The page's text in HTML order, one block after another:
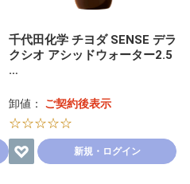
千代田化学 チヨダ SENSE デラ
クシオ アシッドウォーター2.5
…
卸値： ご契約後表示
☆☆☆☆☆
新規・ログイン